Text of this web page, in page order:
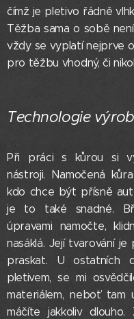
čímž je pletivo řádně
Těžba sama o sobě
vždy se vyplatí nejprve
pro těžbu vhodný, či
Technologie
Při práci s kůrou si
nástroji. Namočená
kdo chce být přísně
je to také snadné.
úpravami namočte,
nasáklá. Její tvarování
praskat. U ostatních
pletivem, se mi
materiálem, neboť tam
máčíte jakkoliv